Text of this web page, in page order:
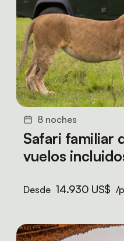
8 noches
Safari familiar
vuelos
Desde 14.930 US$ /